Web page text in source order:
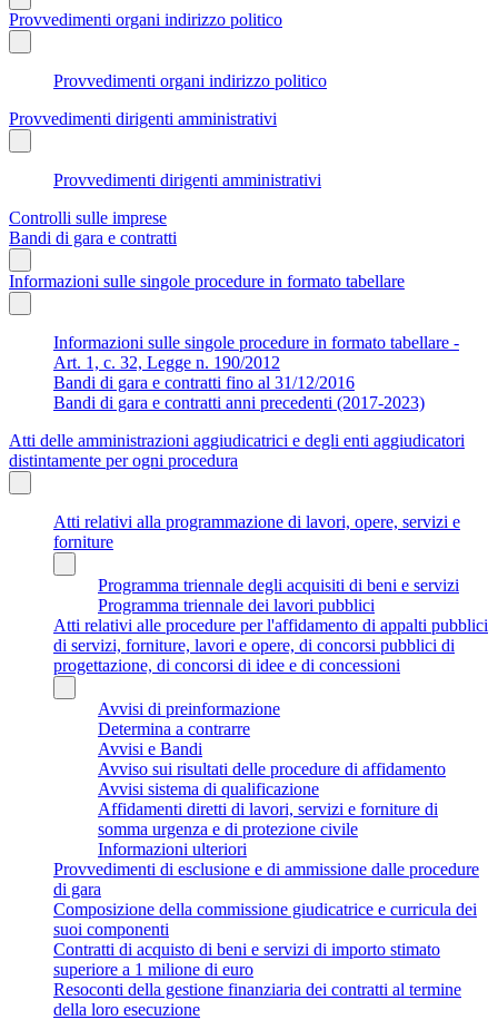
Provvedimenti organi indirizzo politico
Provvedimenti organi indirizzo politico
Provvedimenti dirigenti amministrativi
Provvedimenti dirigenti amministrativi
Controlli sulle imprese
Bandi di gara e contratti
Informazioni sulle singole procedure in formato tabellare
Informazioni sulle singole procedure in formato tabellare -
Art. 1, c. 32, Legge n. 190/2012
Bandi di gara e contratti fino al 31/12/2016
Bandi di gara e contratti anni precedenti (2017-2023)
Atti delle amministrazioni aggiudicatrici e degli enti aggiudicatori
distintamente per ogni procedura
Atti relativi alla programmazione di lavori, opere, servizi e
forniture
Programma triennale degli acquisiti di beni e servizi
Programma triennale dei lavori pubblici
Atti relativi alle procedure per l'affidamento di appalti pubblici
di servizi, forniture, lavori e opere, di concorsi pubblici di
progettazione, di concorsi di idee e di concessioni
Avvisi di preinformazione
Determina a contrarre
Avvisi e Bandi
Avviso sui risultati delle procedure di affidamento
Avvisi sistema di qualificazione
Affidamenti diretti di lavori, servizi e forniture di
somma urgenza e di protezione civile
Informazioni ulteriori
Provvedimenti di esclusione e di ammissione dalle procedure
di gara
Composizione della commissione giudicatrice e curricula dei
suoi componenti
Contratti di acquisto di beni e servizi di importo stimato
superiore a 1 milione di euro
Resoconti della gestione finanziaria dei contratti al termine
della loro esecuzione